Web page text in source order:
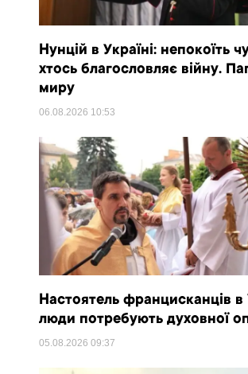
Нунцій в Україні: непокоїть
хтось благословляє війну.
миру
06.08.2026 10:53
Настоятель францисканців в
люди потребують духовної
05.08.202609:37